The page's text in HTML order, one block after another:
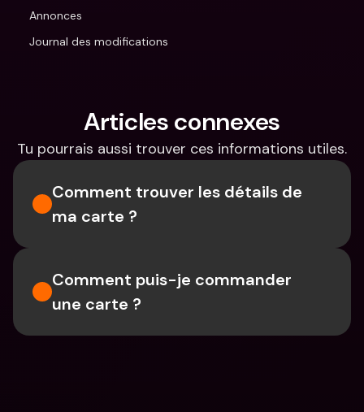
Annonces
Journal des modifications
Articles connexes
Tu pourrais aussi trouver ces informations utiles.
Comment trouver les détails de
ma carte ?
Comment puis-je commander
une carte ?